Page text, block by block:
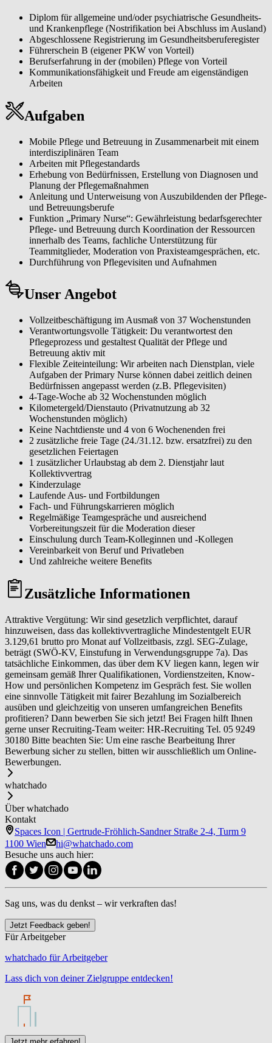
Diplom für allgemeine und/oder psychiatrische Gesundheits-
und Krankenpflege (Nostrifikation bei Abschluss im Ausland)
Abgeschlossene Registrierung im Gesundheitsberuferegister
Führerschein B (eigener PKW von Vorteil)
Berufserfahrung in der (mobilen) Pflege von Vorteil
Kommunikationsfähigkeit und Freude am eigenständigen
Arbeiten
Aufgaben
Mobile Pflege und Betreuung in Zusammenarbeit mit einem
interdisziplinären Team
Arbeiten mit Pflegestandards
Erhebung von Bedürfnissen, Erstellung von Diagnosen und
Planung der Pflegemaßnahmen
Anleitung und Unterweisung von Auszubildenden der Pflege-
und Betreuungsberufe
Funktion „Primary Nurse“: Gewährleistung bedarfsgerechter
Pflege- und Betreuung durch Koordination der Ressourcen
innerhalb des Teams, fachliche Unterstützung für
Teammitglieder, Moderation von Praxisteamgesprächen, etc.
Durchführung von Pflegevisiten und Aufnahmen
Unser Angebot
Vollzeitbeschäftigung im Ausmaß von 37 Wochenstunden
Verantwortungsvolle Tätigkeit: Du verantwortest den
Pflegeprozess und gestaltest Qualität der Pflege und
Betreuung aktiv mit
Flexible Zeiteinteilung: Wir arbeiten nach Dienstplan, viele
Aufgaben der Primary Nurse können dabei zeitlich deinen
Bedürfnissen angepasst werden (z.B. Pflegevisiten)
4-Tage-Woche ab 32 Wochenstunden möglich
Kilometergeld/Dienstauto (Privatnutzung ab 32
Wochenstunden möglich)
Keine Nachtdienste und 4 von 6 Wochenenden frei
2 zusätzliche freie Tage (24./31.12. bzw. ersatzfrei) zu den
gesetzlichen Feiertagen
1 zusätzlicher Urlaubstag ab dem 2. Dienstjahr laut
Kollektivvertrag
Kinderzulage
Laufende Aus- und Fortbildungen
Fach- und Führungskarrieren möglich
Regelmäßige Teamgespräche und ausreichend
Vorbereitungszeit für die Moderation dieser
Einschulung durch Team-Kolleginnen und -Kollegen
Vereinbarkeit von Beruf und Privatleben
Und zahlreiche weitere Benefits
Zusätzliche Informationen
Attraktive Vergütung: Wir sind gesetzlich verpflichtet, darauf
hinzuweisen, dass das kollektivvertragliche Mindestentgelt EUR
3.129,61 brutto pro Monat auf Vollzeitbasis, zzgl. SEG-Zulage,
beträgt (SWÖ-KV, Einstufung in Verwendungsgruppe 7a). Das
tatsächliche Einkommen, das über dem KV liegen kann, legen wir
gemeinsam gemäß Ihrer Qualifikationen, Vordienstzeiten, Know-
How und persönlichen Kompetenz im Gespräch fest. Sie wollen
eine sinnvolle Tätigkeit mit fairer Bezahlung im Sozialbereich
ausüben und gleichzeitig von unseren umfangreichen Benefits
profitieren? Dann bewerben Sie sich jetzt! Bei Fragen hilft Ihnen
gerne unser Recruiting-Team weiter: HR-Recruiting Tel. 05 9249
30180 Bitte beachten Sie: Um eine rasche Bearbeitung Ihrer
Bewerbung sicher zu stellen, bitten wir ausschließlich um Online-
Bewerbungen.
whatchado
Über whatchado
Kontakt
Spaces Icon | Gertrude-Fröhlich-Sandner Straße 2-4, Turm 9
1100 Wien
hi@whatchado.com
Besuche uns auch hier:
Sag uns, was du denkst – wir verkraften das!
Jetzt Feedback geben!
Für Arbeitgeber
whatchado für Arbeitgeber
Lass dich von deiner Zielgruppe entdecken!